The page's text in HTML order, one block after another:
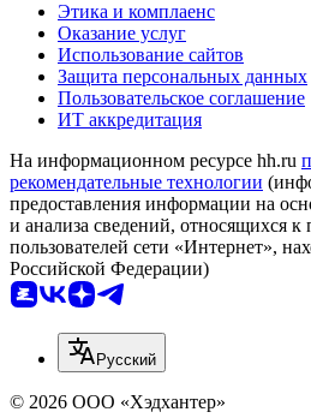
Этика и комплаенс
Оказание услуг
Использование сайтов
Защита персональных данных
Пользовательское соглашение
ИТ аккредитация
На информационном ресурсе hh.ru
рекомендательные технологии
предоставления информации на
и анализа сведений, относящихся к
пользователей сети «Интернет»,
Российской Федерации)
Русский
© 2026 ООО «Хэдхантер»